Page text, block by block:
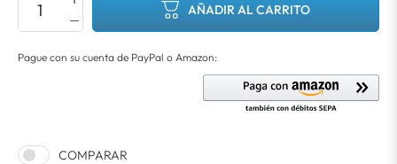
AÑADIR AL CARRITO
COMPARAR